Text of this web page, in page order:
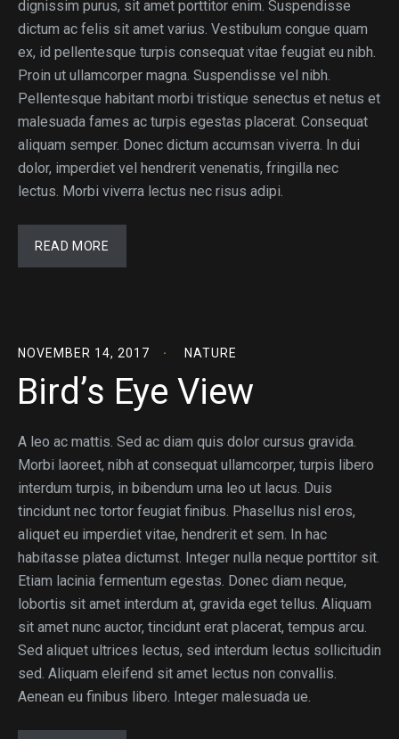
dignissim purus, sit amet porttitor enim. Suspendisse
dictum ac felis sit amet varius. Vestibulum congue quam
ex, id pellentesque turpis consequat vitae feugiat eu nibh.
Proin ut ullamcorper magna. Suspendisse vel nibh.
Pellentesque habitant morbi tristique senectus et netus et
malesuada fames ac turpis egestas placerat. Consequat
aliquam semper. Donec dictum accumsan viverra. In dui
dolor, imperdiet vel hendrerit venenatis, fringilla nec
lectus. Morbi viverra lectus nec risus adipi.
READ MORE
NOVEMBER 14, 2017 NATURE
Bird’s Eye View
A leo ac mattis. Sed ac diam quis dolor cursus gravida.
Morbi laoreet, nibh at consequat ullamcorper, turpis libero
interdum turpis, in bibendum urna leo ut lacus. Duis
tincidunt nec tortor feugiat finibus. Phasellus nisl eros,
aliquet eu imperdiet vitae, hendrerit et sem. In hac
habitasse platea dictumst. Integer nulla neque porttitor sit.
Etiam lacinia fermentum egestas. Donec diam neque,
lobortis sit amet interdum at, gravida eget tellus. Aliquam
sit amet nunc auctor, tincidunt erat placerat, tempus arcu.
Sed aliquet ultrices lectus, sed interdum lectus sollicitudin
sed. Aliquam eleifend sit amet lectus non convallis.
Aenean eu finibus libero. Integer malesuada ue.